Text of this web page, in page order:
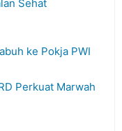
Sehat
ke Pokja PWI
Perkuat Marwah